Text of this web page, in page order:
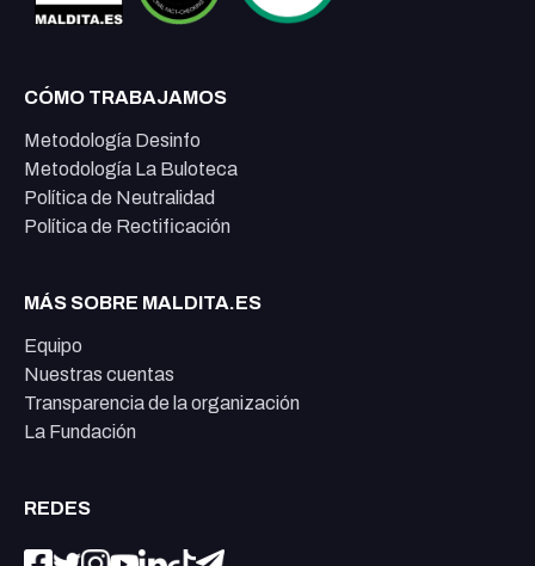
CÓMO TRABAJAMOS
Metodología Desinfo
Metodología La Buloteca
Política de Neutralidad
Política de Rectificación
MÁS SOBRE MALDITA.ES
Equipo
Nuestras cuentas
Transparencia de la organización
La Fundación
REDES